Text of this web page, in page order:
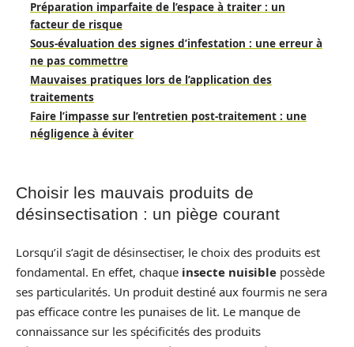
Préparation imparfaite de l’espace à traiter : un
facteur de risque
Sous-évaluation des signes d’infestation : une erreur à
ne pas commettre
Mauvaises pratiques lors de l’application des
traitements
Faire l’impasse sur l’entretien post-traitement : une
négligence à éviter
Choisir les mauvais produits de
désinsectisation : un piège courant
Lorsqu’il s’agit de désinsectiser, le choix des produits est
fondamental. En effet, chaque insecte nuisible possède
ses particularités. Un produit destiné aux fourmis ne sera
pas efficace contre les punaises de lit. Le manque de
connaissance sur les spécificités des produits